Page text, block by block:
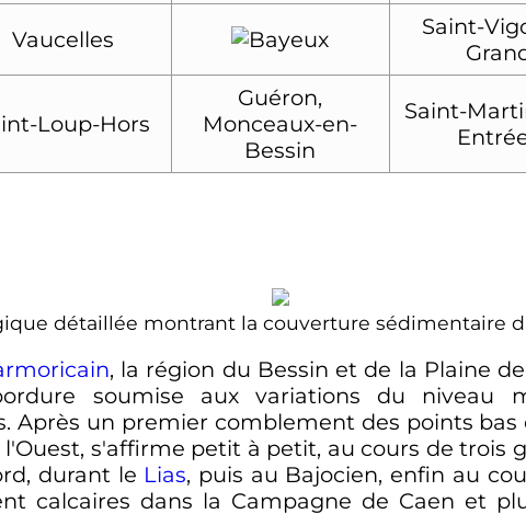
Vaucelles
Saint-
Loup-Hors
Guéron,
Monceaux-en-
Bessin
Saint-
détaillée montrant la couverture sédimentaire
, la région du Bessin et de la Plaine
soumise aux variations du niveau
Après un premier comblement des points
l'Ouest, s'affirme petit à petit, au cours de trois
durant le Lias, puis au Bajocien, enfin au
calcaires dans la Campagne de Caen et